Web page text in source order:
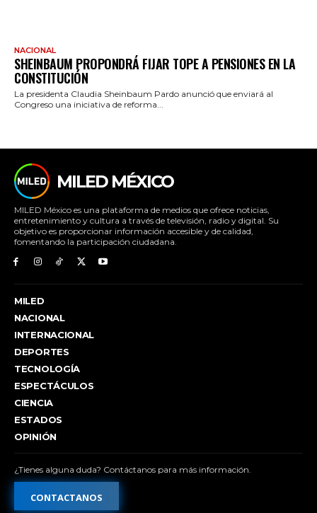
NACIONAL
SHEINBAUM PROPONDRÁ FIJAR TOPE A PENSIONES EN LA
CONSTITUCIÓN
La presidenta Claudia Sheinbaum Pardo anunció que enviará al
Congreso una iniciativa de reforma...
MILED MÉXICO
MILED México es una plataforma de medios que ofrece noticias,
entretenimiento y cultura a través de televisión, radio y digital. Su
objetivo es proporcionar información accesible y de calidad,
fomentando la participación ciudadana.
MILED
NACIONAL
INTERNACIONAL
DEPORTES
TECNOLOGÍA
ESPECTÁCULOS
CIENCIA
ESTADOS
OPINIÓN
¿Tienes alguna duda? Contáctanos para más información.
CONTACTANOS